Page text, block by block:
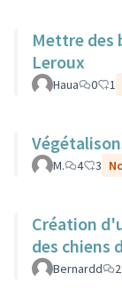
Mettre des
Leroux
Haua 0 1
M. 4 3
Création
des chiens
Bernardd 2